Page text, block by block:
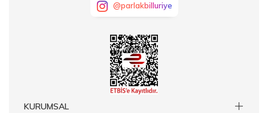
@parlakbilluriye
KURUMSAL